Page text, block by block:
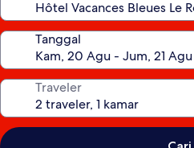
Tanggal
Traveler